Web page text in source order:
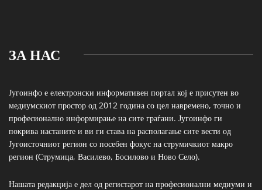
ЗА НАС
Југоинфо е електронски информативен портал кој е присутен во
медиумскиот простор од 2012 година со цел навремено, точно и
професионално информирање на сите граѓани. Југоинфо ги
покрива настаните и ви ги става на располагање сите вести од
Југоисточниот регион со посебен фокус на струмичкиот макро
регион (Струмица, Василево, Босилово и Ново Село).
Нашата редакција е дел од регистарот на професионални медиуми и